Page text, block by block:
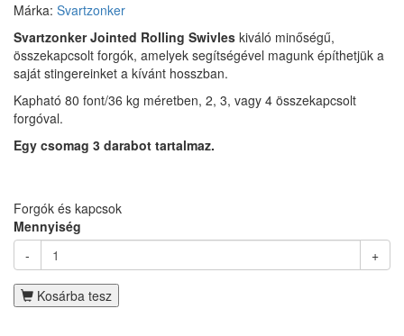
Márka: Svartzonker
Svartzonker Jointed Rolling Swivles kiváló minőségű,
összekapcsolt forgók, amelyek segítségével magunk építhetjük a
saját stingereinket a kívánt hosszban.
Kapható 80 font/36 kg méretben, 2, 3, vagy 4 összekapcsolt
forgóval.
Egy csomag 3 darabot tartalmaz.
Forgók és kapcsok
Mennyiség
-
+
Kosárba tesz